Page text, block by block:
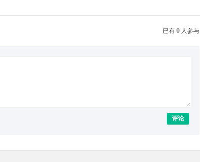
已有 0 人参与
评论